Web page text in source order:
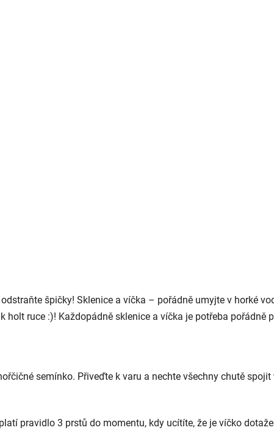
špičky! Sklenice a víčka – pořádně umyjte v horké
ruce :)! Každopádně sklenice a víčka je potřeba pořádně
semínko. Přiveďte k varu a nechte všechny chutě
pravidlo 3 prstů do momentu, kdy ucítíte, že je víčko